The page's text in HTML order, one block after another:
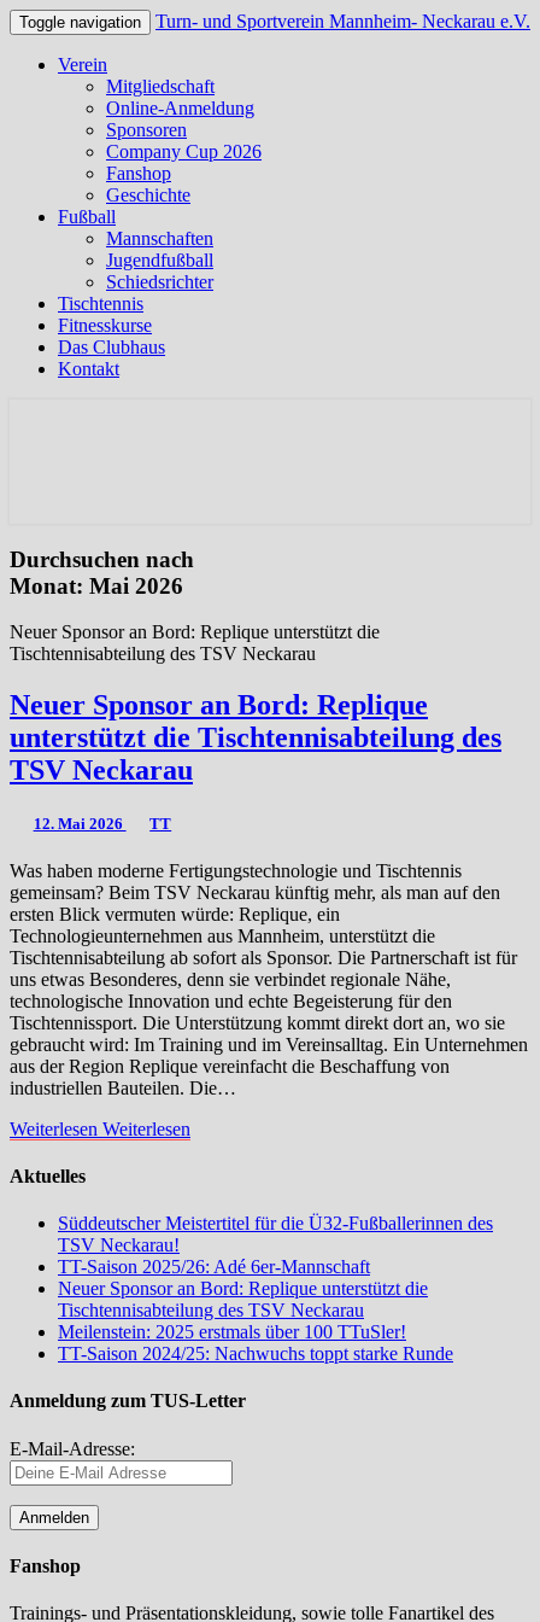
Toggle navigation Turn- und Sportverein Mannheim- Neckarau e.V.
Verein
Mitgliedschaft
Online-Anmeldung
Sponsoren
Company Cup 2026
Fanshop
Geschichte
Fußball
Mannschaften
Jugendfußball
Schiedsrichter
Tischtennis
Fitnesskurse
Das Clubhaus
Kontakt
Durchsuchen nach
Monat: Mai 2026
Neuer Sponsor an Bord: Replique unterstützt die
Tischtennisabteilung des TSV Neckarau
Neuer Sponsor an Bord: Replique
unterstützt die Tischtennisabteilung des
TSV Neckarau
12. Mai 2026 TT
Was haben moderne Fertigungstechnologie und Tischtennis
gemeinsam? Beim TSV Neckarau künftig mehr, als man auf den
ersten Blick vermuten würde: Replique, ein
Technologieunternehmen aus Mannheim, unterstützt die
Tischtennisabteilung ab sofort als Sponsor. Die Partnerschaft ist für
uns etwas Besonderes, denn sie verbindet regionale Nähe,
technologische Innovation und echte Begeisterung für den
Tischtennissport. Die Unterstützung kommt direkt dort an, wo sie
gebraucht wird: Im Training und im Vereinsalltag. Ein Unternehmen
aus der Region Replique vereinfacht die Beschaffung von
industriellen Bauteilen. Die…
Weiterlesen Weiterlesen
Aktuelles
Süddeutscher Meistertitel für die Ü32-Fußballerinnen des
TSV Neckarau!
TT-Saison 2025/26: Adé 6er-Mannschaft
Neuer Sponsor an Bord: Replique unterstützt die
Tischtennisabteilung des TSV Neckarau
Meilenstein: 2025 erstmals über 100 TTuSler!
TT-Saison 2024/25: Nachwuchs toppt starke Runde
Anmeldung zum TUS-Letter
E-Mail-Adresse:
Fanshop
Trainings- und Präsentationskleidung, sowie tolle Fanartikel des